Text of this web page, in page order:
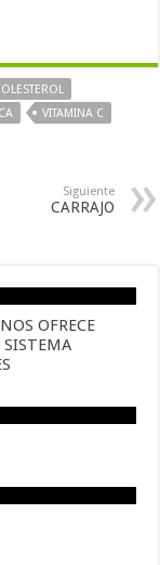
VITAMINA C
Siguiente
CARRAJO
OFRECE
SISTEMA